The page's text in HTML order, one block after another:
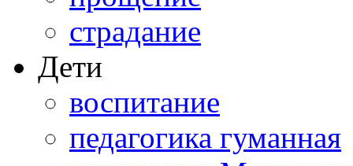
страдание
Дети
воспитание
педагогика гуманная